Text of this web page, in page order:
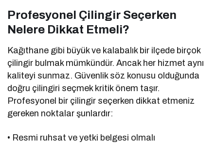
Profesyonel Çilingir Seçerken
Nelere Dikkat Etmeli?
Kağıthane gibi büyük ve kalabalık bir ilçede birçok
çilingir bulmak mümkündür. Ancak her hizmet aynı
kaliteyi sunmaz. Güvenlik söz konusu olduğunda
doğru çilingiri seçmek kritik önem taşır.
Profesyonel bir çilingir seçerken dikkat etmeniz
gereken noktalar şunlardır:
• Resmi ruhsat ve yetki belgesi olmalı